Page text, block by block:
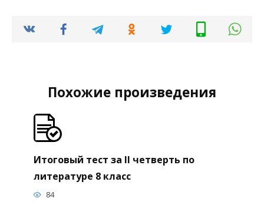
Похожие произведения
Итоговый тест за II четверть по
литературе 8 класс
84